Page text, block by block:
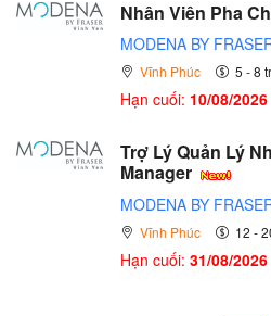
Nhân Viên Pha
MODENA BY
Vĩnh Phúc 5 - 8
Hạn cuối: 10/08/2026
Trợ Lý Quản Lý
Manager
MODENA BY
Vĩnh Phúc 12 -
Hạn cuối: 31/08/2026